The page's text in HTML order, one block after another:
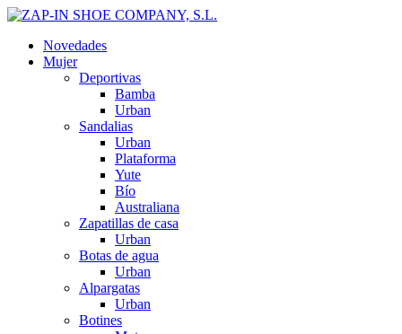
Novedades
Mujer
Deportivas
Bamba
Urban
Sandalias
Urban
Plataforma
Yute
Bío
Australiana
Zapatillas de casa
Urban
Botas de agua
Urban
Alpargatas
Urban
Botines